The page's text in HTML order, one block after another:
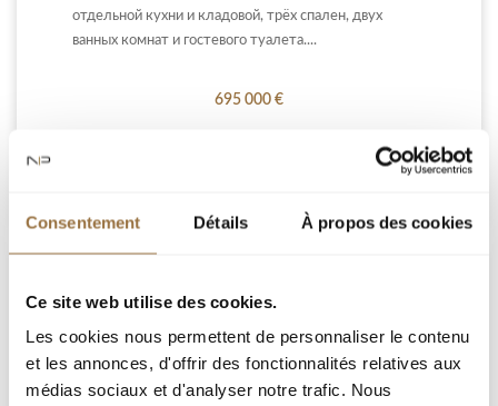
Consentement Détails À propos des cookies
Ce site web utilise des cookies.
Les cookies nous permettent de personnaliser le contenu
et les annonces, d'offrir des fonctionnalités relatives aux
médias sociaux et d'analyser notre trafic. Nous
отдельной кухни и кладовой, трёх спален, двух
ванных комнат и гостевого туалета....
695 000 €